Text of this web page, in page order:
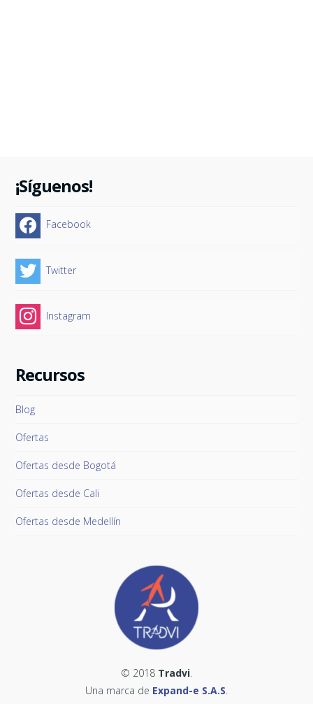
¡Síguenos!
Facebook
Twitter
Instagram
Recursos
Blog
Ofertas
Ofertas desde Bogotá
Ofertas desde Cali
Ofertas desde Medellín
© 2018 Tradvi
Una marca de Expand-e S.A.S